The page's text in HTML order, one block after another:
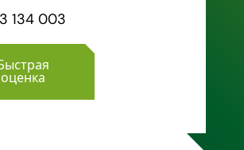
134 003
оценка